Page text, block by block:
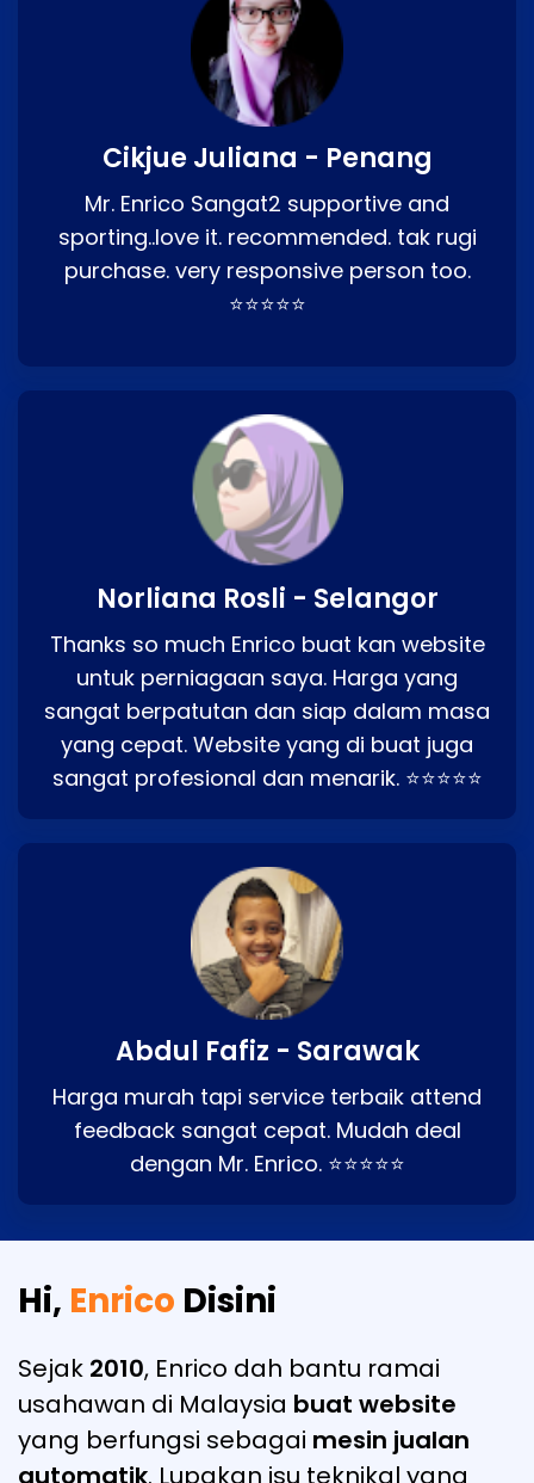
Cikjue Juliana - Penang
Mr. Enrico Sangat2 supportive and
sporting..love it. recommended. tak rugi
purchase. very responsive person too.
⭐⭐⭐⭐⭐
Norliana Rosli - Selangor
Thanks so much Enrico buat kan website
untuk perniagaan saya. Harga yang
sangat berpatutan dan siap dalam masa
yang cepat. Website yang di buat juga
sangat profesional dan menarik. ⭐⭐⭐⭐⭐
Abdul Fafiz - Sarawak
Harga murah tapi service terbaik attend
feedback sangat cepat. Mudah deal
dengan Mr. Enrico. ⭐⭐⭐⭐⭐
Hi, Enrico Disini
Sejak 2010, Enrico dah bantu ramai
usahawan di Malaysia buat website
yang berfungsi sebagai mesin jualan
automatik. Lupakan isu teknikal yang